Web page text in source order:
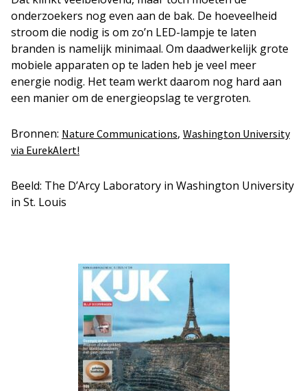
onderzoekers nog even aan de bak. De hoeveelheid
stroom die nodig is om zo’n LED-lampje te laten
branden is namelijk minimaal. Om daadwerkelijk grote
mobiele apparaten op te laden heb je veel meer
energie nodig. Het team werkt daarom nog hard aan
een manier om de energieopslag te vergroten.
Bronnen: Nature Communications, Washington University
via EurekAlert!
Beeld: The D’Arcy Laboratory in Washington University
in St. Louis